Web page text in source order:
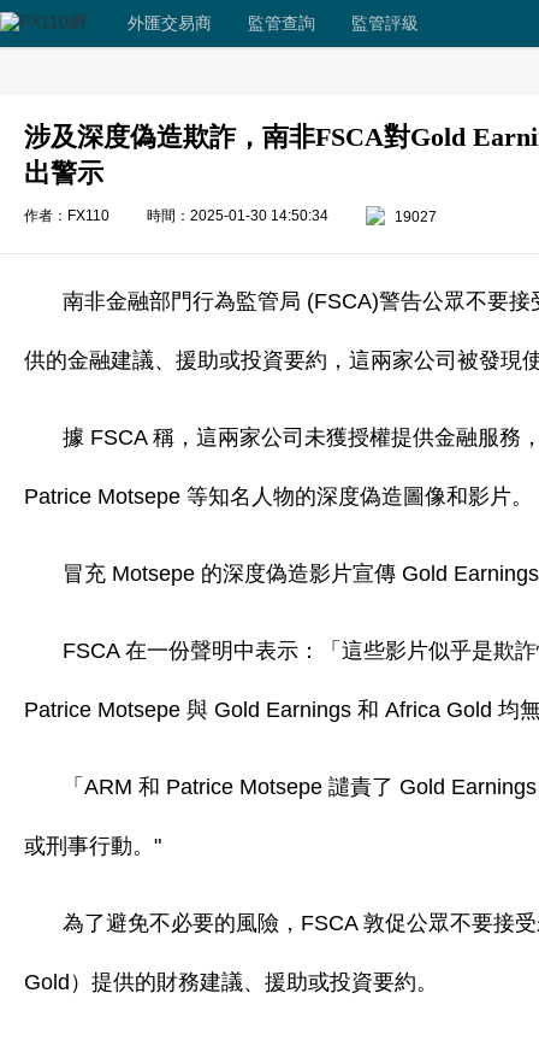
外匯交易商 監管查詢 監管評級
涉及深度偽造欺詐，南非FSCA對Gold
出警示
作者：FX110 時間：2025-01-30 14:50:34 19027
南非金融部門行為監管局 (FSCA)警告公眾不要
供的金融建議、援助或投資要約，這兩家公司被發現
據 FSCA 稱，這兩家公司未獲授權提供金融服務
Patrice Motsepe 等知名人物的深度偽造圖像和影片。
冒充 Motsepe 的深度偽造影片宣傳 Gold
FSCA 在一份聲明中表示：「這些影片似乎是欺
Patrice Motsepe 與 Gold Earnings 和 Africa Gold 均
「ARM 和 Patrice Motsepe 譴責了 Gold
或刑事行動。"
為了避免不必要的風險，FSCA 敦促公眾不要接
Gold）提供的財務建議、援助或投資要約。